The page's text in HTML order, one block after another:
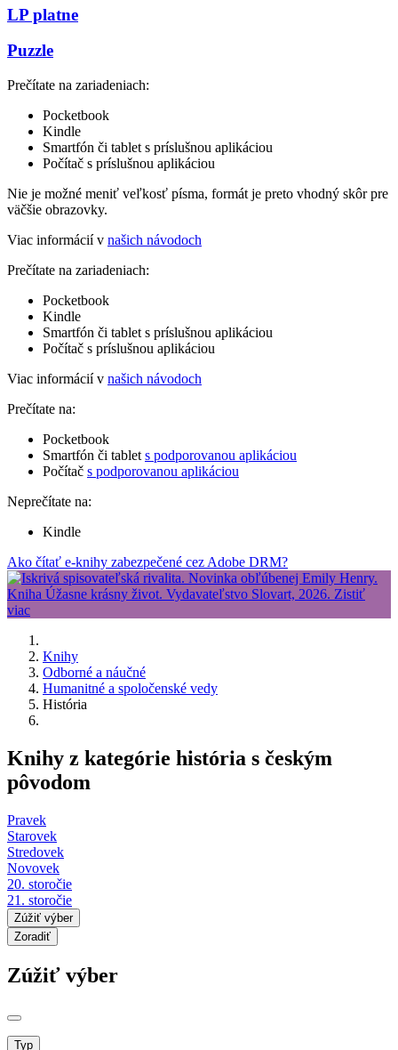
LP platne
Puzzle
Prečítate na zariadeniach:
Pocketbook
Kindle
Smartfón či tablet s príslušnou aplikáciou
Počítač s príslušnou aplikáciou
Nie je možné meniť veľkosť písma, formát je preto vhodný skôr pre
väčšie obrazovky.
Viac informácií v našich návodoch
Prečítate na zariadeniach:
Pocketbook
Kindle
Smartfón či tablet s príslušnou aplikáciou
Počítač s príslušnou aplikáciou
Viac informácií v našich návodoch
Prečítate na:
Pocketbook
Smartfón či tablet s podporovanou aplikáciou
Počítač s podporovanou aplikáciou
Neprečítate na:
Kindle
Ako čítať e-knihy zabezpečené cez Adobe DRM?
Knihy
Odborné a náučné
Humanitné a spoločenské vedy
História
Knihy z kategórie história s českým
pôvodom
Pravek
Starovek
Stredovek
Novovek
20. storočie
21. storočie
Zúžiť výber
Zoradiť
Zúžiť výber
Typ